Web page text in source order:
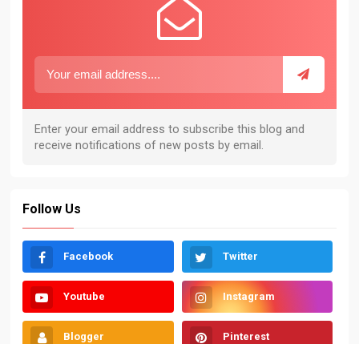
Follow Us
Facebook Twitter
Youtube Instagram
Blogger Pinterest